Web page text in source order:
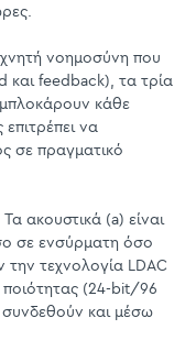
νοημοσύνη που
και feedback), τα τρία
κάθε
να
σε πραγματικό
ακουστικά (a) είναι
σε ενσύρματη όσο
τεχνολογία LDAC
(24-bit/96
και μέσω